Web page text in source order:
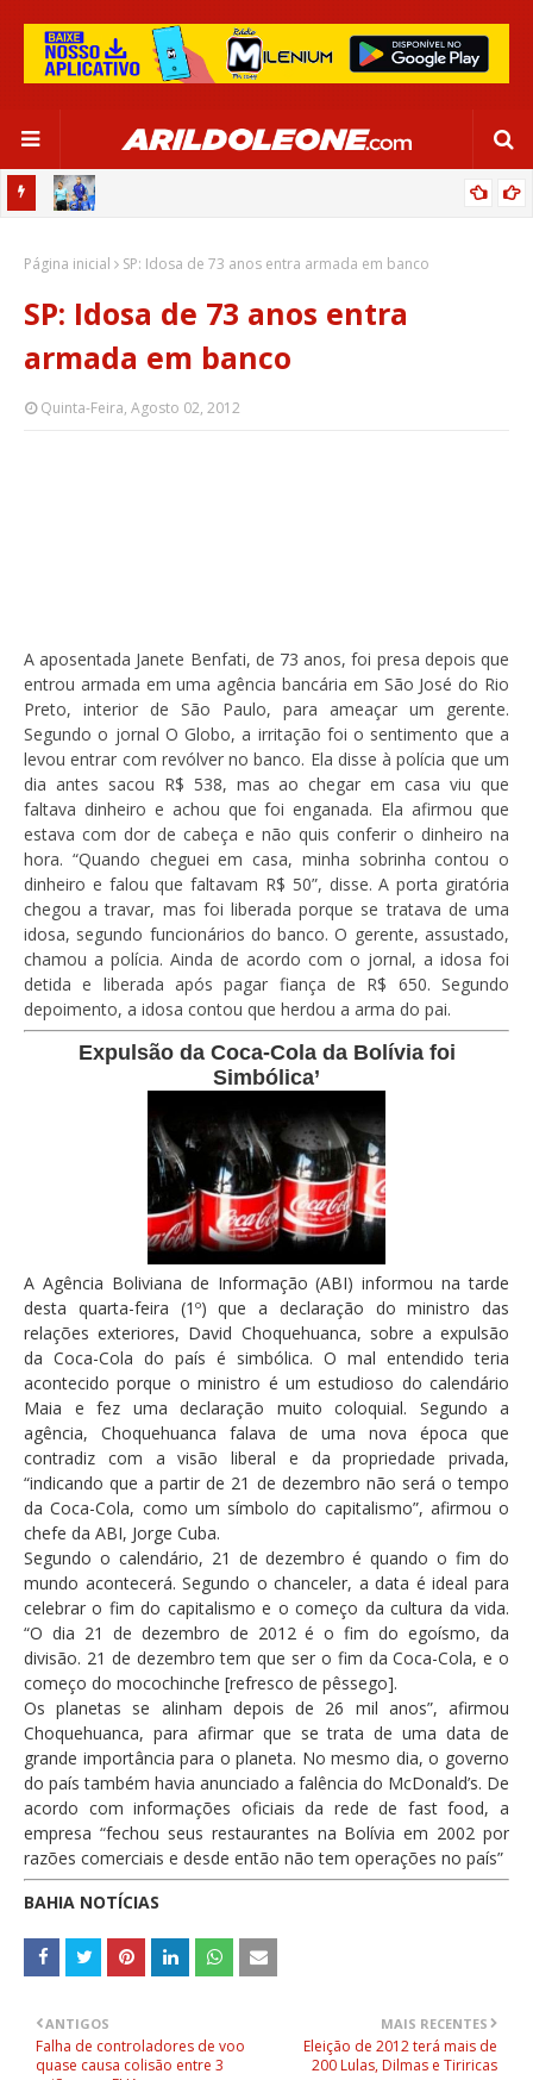
SALVADOR
Página inicial SP: Idosa de 73 anos entra armada em banco
SP: Idosa de 73 anos entra
armada em banco
Quinta-Feira, Agosto 02, 2012
A aposentada Janete Benfati, de 73 anos, foi presa depois que
entrou armada em uma agência bancária em São José do Rio
Preto, interior de São Paulo, para ameaçar um gerente.
Segundo o jornal O Globo, a irritação foi o sentimento que a
levou entrar com revólver no banco. Ela disse à polícia que um
dia antes sacou R$ 538, mas ao chegar em casa viu que
faltava dinheiro e achou que foi enganada. Ela afirmou que
estava com dor de cabeça e não quis conferir o dinheiro na
hora. “Quando cheguei em casa, minha sobrinha contou o
dinheiro e falou que faltavam R$ 50”, disse. A porta giratória
chegou a travar, mas foi liberada porque se tratava de uma
idosa, segundo funcionários do banco. O gerente, assustado,
chamou a polícia. Ainda de acordo com o jornal, a idosa foi
detida e liberada após pagar fiança de R$ 650. Segundo
depoimento, a idosa contou que herdou a arma do pai.
Expulsão da Coca-Cola da Bolívia foi
Simbólica’
A Agência Boliviana de Informação (ABI) informou na tarde
desta quarta-feira (1º) que a declaração do ministro das
relações exteriores, David Choquehuanca, sobre a expulsão
da Coca-Cola do país é simbólica. O mal entendido teria
acontecido porque o ministro é um estudioso do calendário
Maia e fez uma declaração muito coloquial. Segundo a
agência, Choquehuanca falava de uma nova época que
contradiz com a visão liberal e da propriedade privada,
“indicando que a partir de 21 de dezembro não será o tempo
da Coca-Cola, como um símbolo do capitalismo”, afirmou o
chefe da ABI, Jorge Cuba.
Segundo o calendário, 21 de dezembro é quando o fim do
mundo acontecerá. Segundo o chanceler, a data é ideal para
celebrar o fim do capitalismo e o começo da cultura da vida.
“O dia 21 de dezembro de 2012 é o fim do egoísmo, da
divisão. 21 de dezembro tem que ser o fim da Coca-Cola, e o
começo do mocochinche [refresco de pêssego].
Os planetas se alinham depois de 26 mil anos”, afirmou
Choquehuanca, para afirmar que se trata de uma data de
grande importância para o planeta. No mesmo dia, o governo
do país também havia anunciado a falência do McDonald’s. De
acordo com informações oficiais da rede de fast food, a
empresa “fechou seus restaurantes na Bolívia em 2002 por
razões comerciais e desde então não tem operações no país”
BAHIA NOTÍCIAS
MAIS RECENTES
Eleição de 2012 terá mais de
200 Lulas, Dilmas e Tiriricas
ANTIGOS
Falha de controladores de voo
quase causa colisão entre 3